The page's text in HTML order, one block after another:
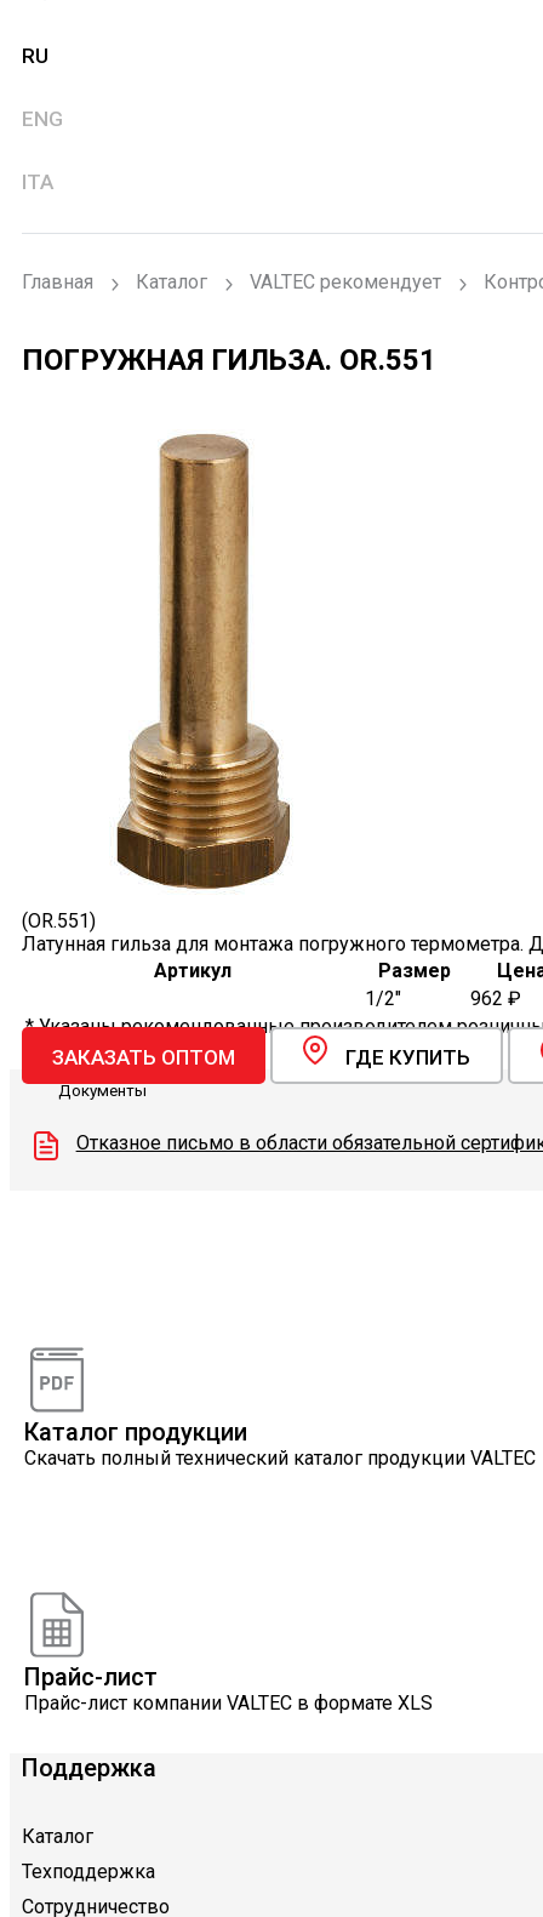
RU
ENG
ITA
Главная Каталог VALTEC рекомендует
ПОГРУЖНАЯ ГИЛЬЗА. OR.551
(OR.551)
Латунная гильза для монтажа погружного
Артикул
Размер
1/2"
962 ₽
* Указаны рекомендованные производителем
ЗАКАЗАТЬ ОПТОМ ГДЕ КУПИТЬ
Документы
Отказное письмо в области обязательной
Каталог продукции
Скачать полный технический каталог продукции VALTEC
Прайс-лист
Прайс-лист компании VALTEC в формате XLS
Поддержка
Каталог
Техподдержка
Сотрудничество